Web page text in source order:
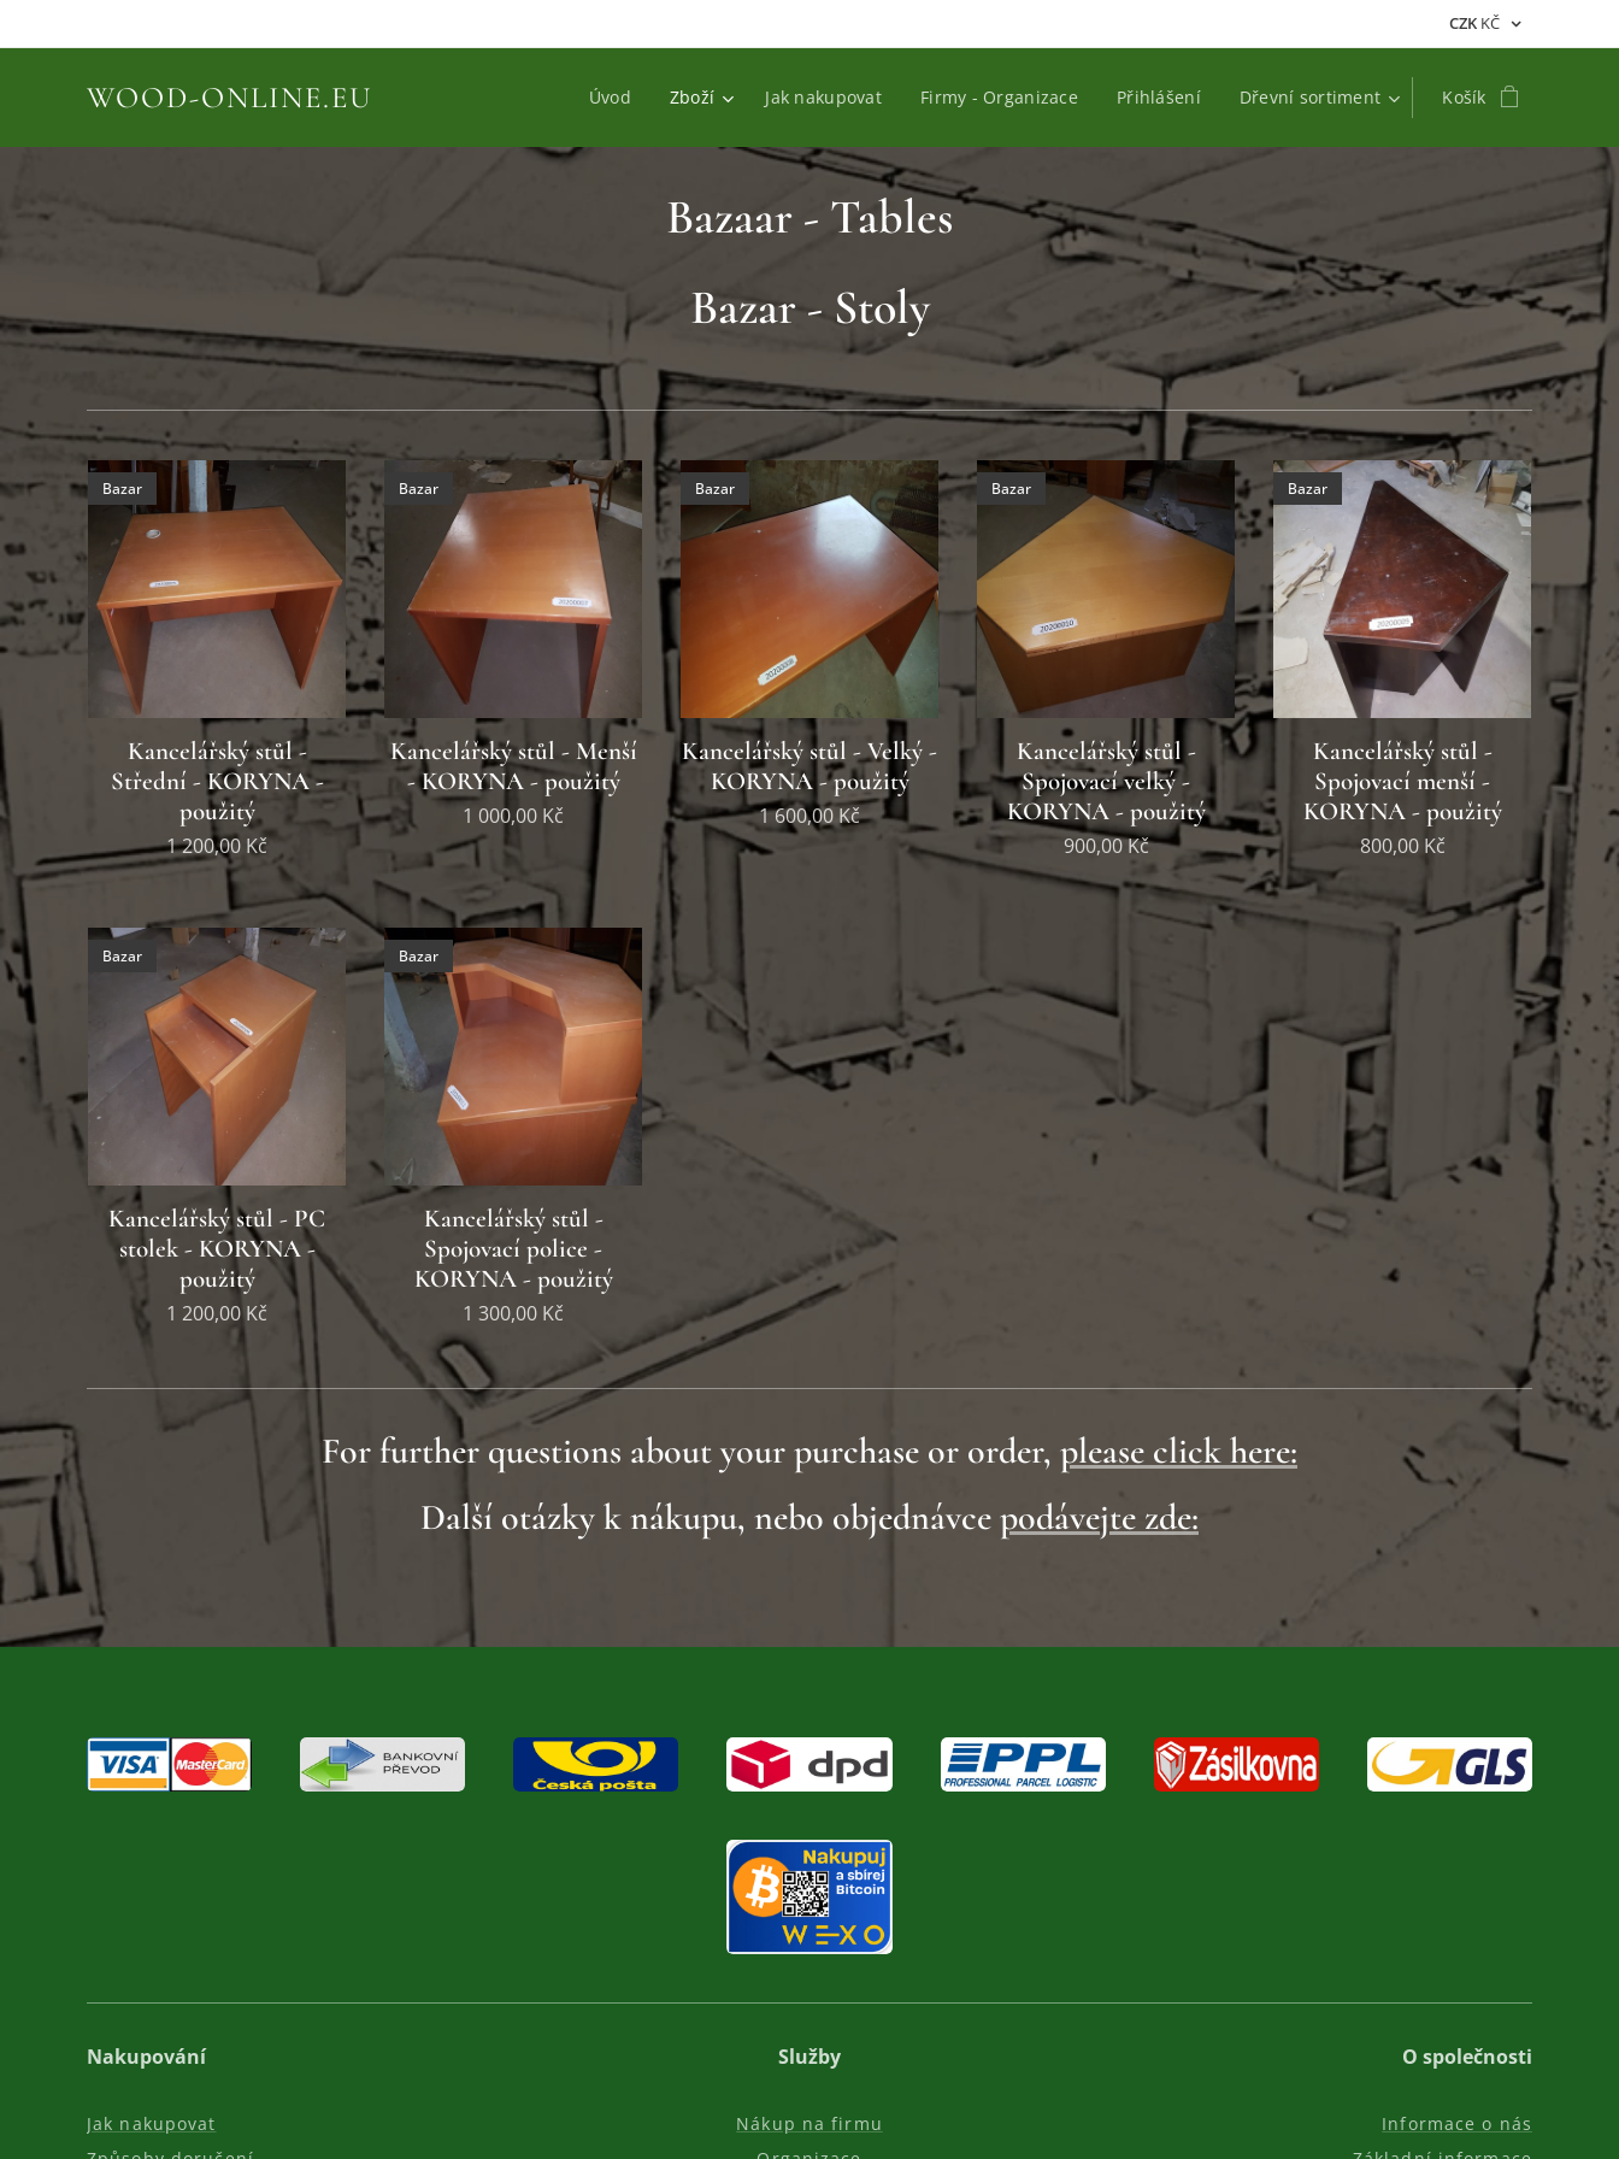
CZK KČ
WOOD-ONLINE.EU Úvod Zboží Jak nakupovat Firmy - Organizace Přihlášení Dřevní sortiment Košík
Bazaar - Tables
Bazar - Stoly
Kancelářský stůl -
Střední - KORYNA -
použitý
Bazar
1 200,00 Kč
Kancelářský stůl - Menší
- KORYNA - použitý
Bazar
1 000,00 Kč
Kancelářský stůl - Velký -
KORYNA - použitý
Bazar
1 600,00Kč
Kancelářský stůl -
Spojovací velký -
KORYNA - použitý
Bazar
900,00Kč
Kancelářský stůl -
Spojovací menší -
KORYNA - použitý
Bazar
800,00Kč
Kancelářský stůl - PC
stolek - KORYNA -
použitý
Bazar
1 200,00 Kč
Kancelářský stůl -
Spojovací police -
KORYNA - použitý
Bazar
1 300,00 Kč
For further questions about your purchase or order, please click here:
Další otázky k nákupu, nebo objednávcepodávejte zde:
Nakupování
Jak nakupovat
Služby
Nákup na firmu
O společnosti
Informace o nás